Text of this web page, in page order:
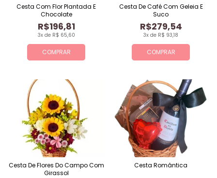
COMPRAR
3x de R$ 65,60
R$196,81
Cesta Com Flor Plantada E
Chocolate
COMPRAR
3x de R$ 93,18
R$279,54
Cesta De Café Com Geleia E
Suco
Cesta De Flores Do Campo Com
Girassol
Cesta Romântica